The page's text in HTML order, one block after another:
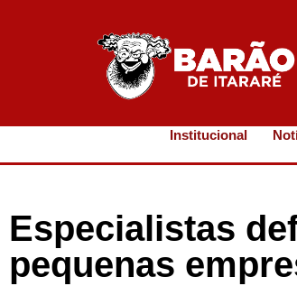
Institucional
Especialistas
pequenas